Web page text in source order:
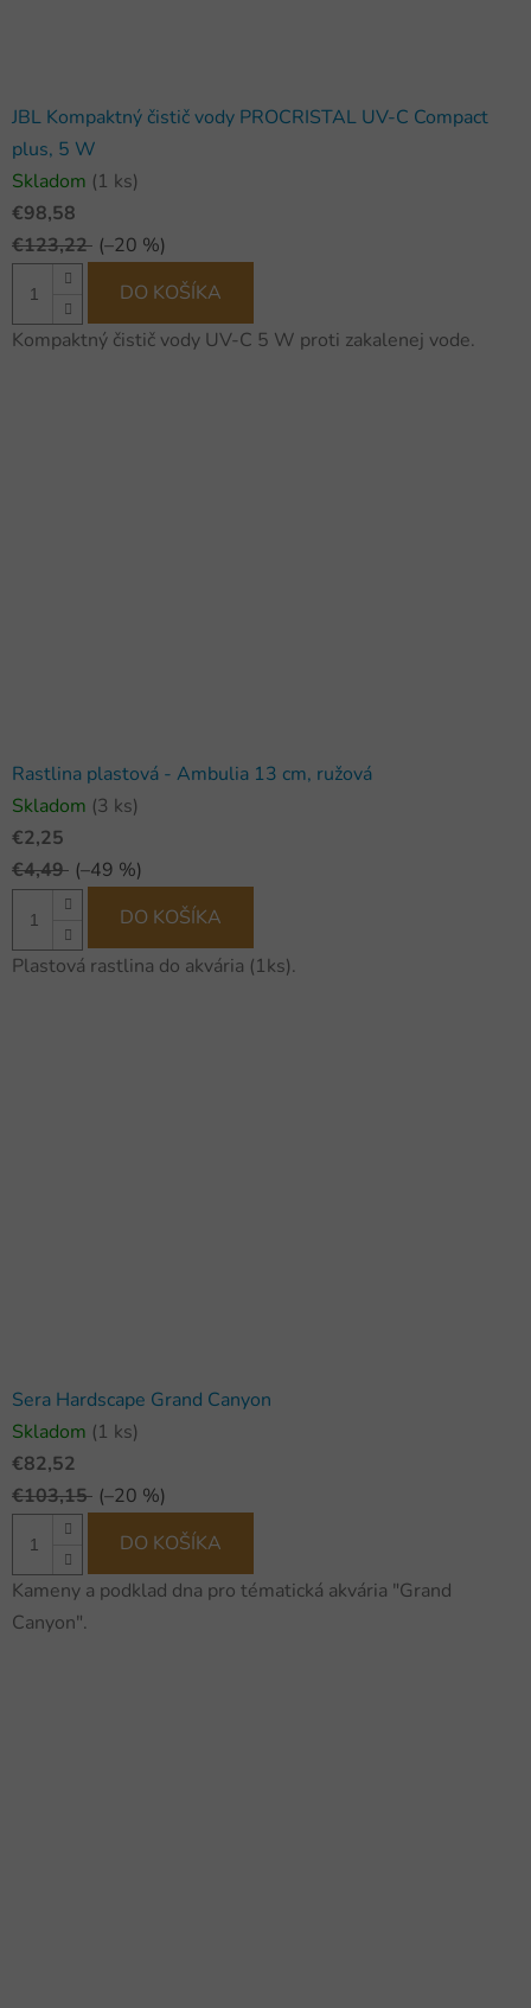
JBL Kompaktný čistič vody PROCRISTAL UV-C Compact
plus, 5 W
Skladom (1 ks)
€98,58
€123,22 (–20 %)
DO KOŠÍKA
Kompaktný čistič vody UV-C 5 W proti zakalenej vode.
Rastlina plastová - Ambulia 13 cm, ružová
Skladom (3 ks)
€2,25
€4,49 (–49 %)
DO KOŠÍKA
Plastová rastlina do akvária (1ks).
Sera Hardscape Grand Canyon
Skladom (1 ks)
€82,52
€103,15 (–20 %)
DO KOŠÍKA
Kameny a podklad dna pro tématická akvária "Grand
Canyon".